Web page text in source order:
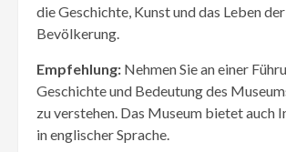
die Geschichte, Kunst und das Leben
Bevölkerung.
Empfehlung: Nehmen Sie an einer
Geschichte und Bedeutung des
zu verstehen. Das Museum bietet auch
in englischer Sprache.